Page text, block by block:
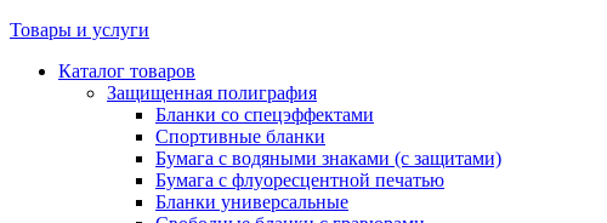
Товары и услуги
Каталог товаров
Защищенная полиграфия
Бланки со спецэффектами
Спортивные бланки
Бумага с водяными знаками (с защитами)
Бумага с флуоресцентной печатью
Бланки универсальные